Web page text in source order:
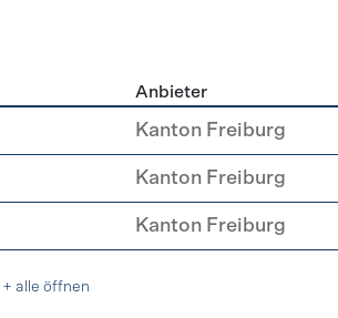
Anbieter
Kanton Freiburg
Kanton Freiburg
Kanton Freiburg
+ alle öffnen